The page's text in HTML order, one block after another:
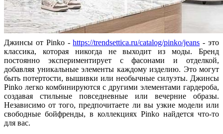
Джинсы от Pinko -https://trendsettica.ru/catalog/pinko/jeans - это
классика, которая никогда не выходит из моды. Бренд
постоянно экспериментирует с фасонами и отделкой,
добавляя уникальные элементы каждому изделию. Это могут
быть потертости, вышивки или необычные силуэты. Джинсы
Pinko легко комбинируются с другими элементами гардероба,
создавая стильные повседневные или вечерние образы.
Независимо от того, предпочитаете ли вы узкие модели или
свободные бойфренды, в коллекциях Pinko найдется что-то
для вас.